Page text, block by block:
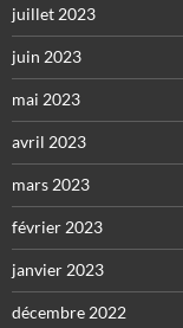
juillet 2023
juin 2023
mai 2023
avril 2023
mars 2023
février 2023
janvier 2023
décembre 2022